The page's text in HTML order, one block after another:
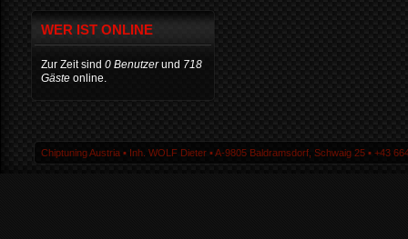
WER IST ONLINE
Zur Zeit sind 0 Benutzerund 718
Gäste online.
Chiptuning Austria ▪ Inh. WOLF Dieter ▪ A-9805 Baldramsdorf, Schwaig 25 ▪ +43